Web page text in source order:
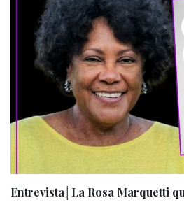
Entrevista│La Rosa Marquetti